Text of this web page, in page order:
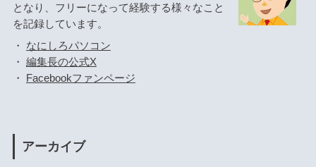
となり、フリーになって経験する様々なこと
を記録しています。
・ なにしろパソコン
・ 編集長の公式X
・
Facebookファンページ
アーカイブ